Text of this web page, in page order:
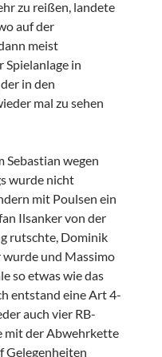
zu reißen, landete
auf der
meist
Spielanlage in
in den
mal zu sehen
Sebastian wegen
wurde nicht
mit Poulsen ein
Ilsanker von der
rutschte, Dominik
wurde und Massimo
so etwas wie das
entstand eine Art 4-
auch vier RB-
mit der Abwehrkette
Gelegenheiten